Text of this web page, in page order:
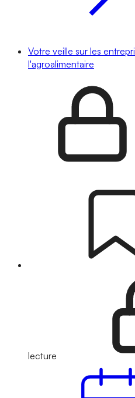
Votre veille sur les
l'agroalimentaire
lecture